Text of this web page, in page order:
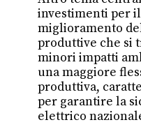
investimenti per
miglioramento
produttive che si
minori impatti
una maggiore
produttiva,
per garantire la
elettrico